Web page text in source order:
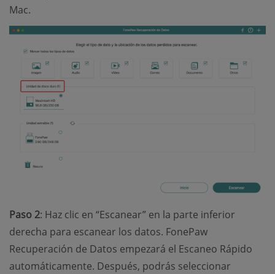
Mac.
Paso 2: Haz clic en “Escanear” en la parte inferior
derecha para escanear los datos. FonePaw
Recuperación de Datos empezará el Escaneo Rápido
automáticamente. Después, podrás seleccionar